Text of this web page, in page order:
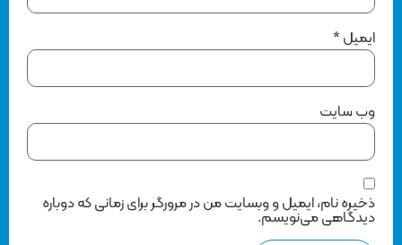
ایمیل*
وب‌ سایت
ذخیره نام، ایمیل و وبسایت من در مرورگر برای زمانی که دوباره
دیدگاهی می‌نویسم.